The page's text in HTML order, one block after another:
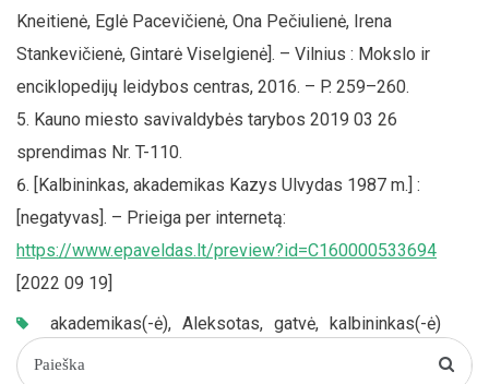
Kneitienė, Eglė Pacevičienė, Ona Pečiulienė, Irena
Stankevičienė, Gintarė Viselgienė]. – Vilnius : Mokslo ir
enciklopedijų leidybos centras, 2016. – P. 259–260.
Kauno miesto savivaldybės tarybos 2019 03 26
sprendimas Nr. T-110.
[Kalbininkas, akademikas Kazys Ulvydas 1987 m.] :
[negatyvas]. – Prieiga per internetą:
https://www.epaveldas.lt/preview?id=C160000533694
[2022 09 19]
akademikas(-ė), Aleksotas, gatvė, kalbininkas(-ė)